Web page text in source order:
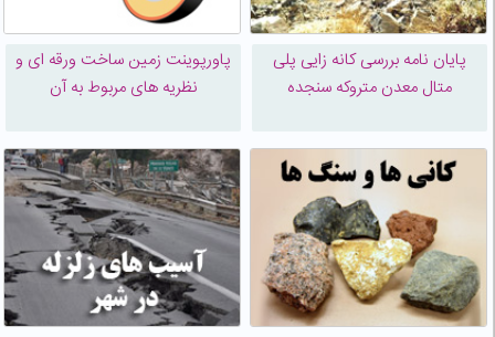
پایان نامه بررسی کانه زایی پلی
متال معدن متروکه سنجده
پاورپوینت زمین ساخت ورقه ای و
نظریه های مربوط به آن